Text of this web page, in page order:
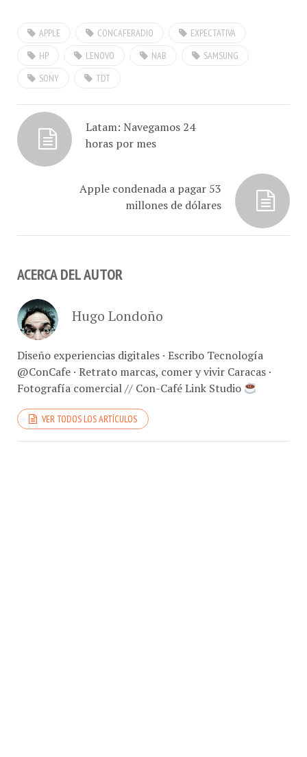
VIVO, en eXclusiva para
el Sr.…
APPLE CONCAFERADIO
EXPECTATIVA
HP
LENOVO NAB
SAMSUNG
SONY
TDT
Latam: Navegamos 24
horas por mes
Apple condenada a pagar 53
millones de dólares
ACERCA DEL AUTOR
Hugo Londoño
Diseño experiencias digitales · Escribo Tecnología
@ConCafe · Retrato marcas, comer y vivir Caracas ·
Fotografía comercial // Con-Café Link Studio
VER TODOS LOS ARTÍCULOS